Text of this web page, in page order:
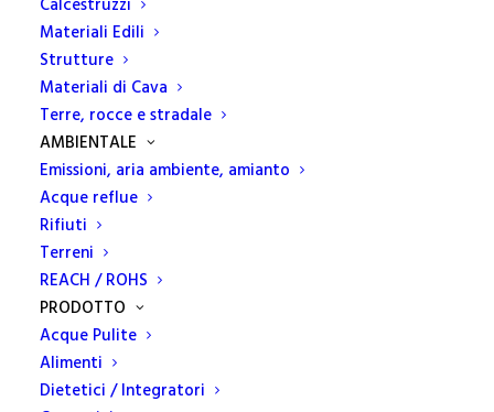
Materiali Edili
Strutture
Materiali di Cava
Terre, rocce e stradale
AMBIENTALE
Emissioni, aria ambiente, amianto
Acque reflue
Rifiuti
Terreni
REACH / ROHS
PRODOTTO
Acque Pulite
Alimenti
Dietetici / Integratori
SOLVENTI: SCADENZE IN
VISTA
3 MARZO 2020 | INDIPARTIMENTO AMBIENTALE
MUD E PIANO GESTIONE SOLVENTI: SCADENZE IN VISTA